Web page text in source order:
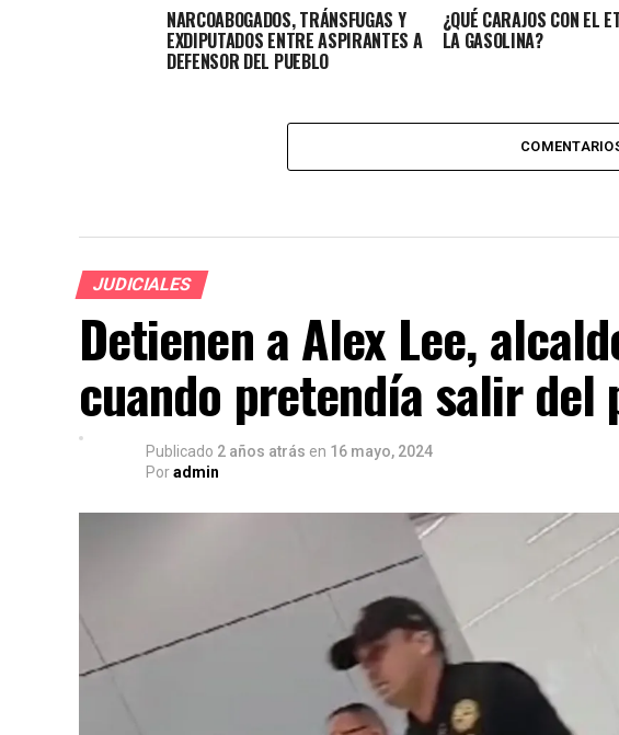
NARCOABOGADOS, TRÁNSFUGAS Y
EXDIPUTADOS ENTRE ASPIRANTES A
DEFENSOR DEL PUEBLO
¿QUÉ CARAJOS CON EL
LA GASOLINA?
JUDICIALES
Detienen a Alex Lee,
cuando pretendía salir del
Publicado 2 años atrás en 16 mayo, 2024
Poradmin